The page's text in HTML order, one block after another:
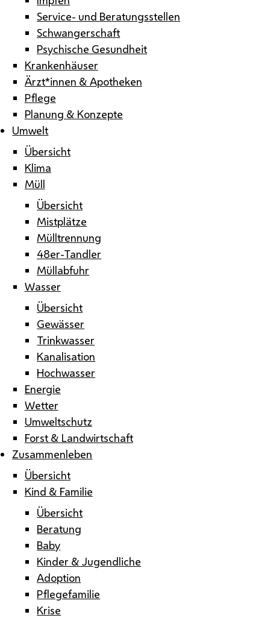
Service- und Beratungsstellen
Schwangerschaft
Psychische Gesundheit
Krankenhäuser
Ärzt*innen & Apotheken
Pflege
Planung & Konzepte
Umwelt
Übersicht
Klima
Müll
Übersicht
Mistplätze
Mülltrennung
48er-Tandler
Müllabfuhr
Wasser
Übersicht
Gewässer
Trinkwasser
Kanalisation
Hochwasser
Energie
Wetter
Umweltschutz
Forst & Landwirtschaft
Zusammenleben
Übersicht
Kind & Familie
Übersicht
Beratung
Baby
Kinder & Jugendliche
Adoption
Pflegefamilie
Krise